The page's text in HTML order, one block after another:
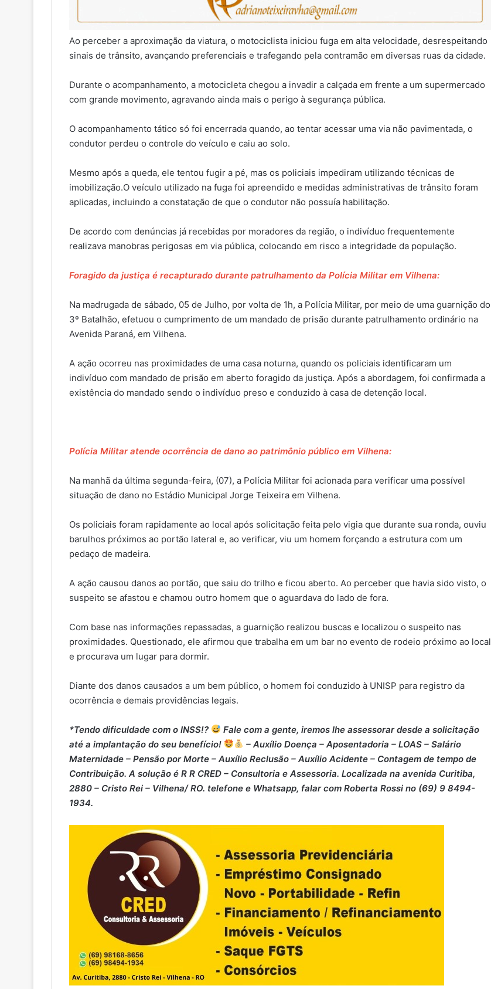
Ao perceber a aproximação da viatura, o motociclista iniciou fuga em alta velocidade, desrespeitando
sinais de trânsito, avançando preferenciais e trafegando pela contramão em diversas ruas da cidade.
Durante o acompanhamento, a motocicleta chegou a invadir a calçada em frente a um supermercado
com grande movimento, agravando ainda mais o perigo à segurança pública.
O acompanhamento tático só foi encerrada quando, ao tentar acessar uma via não pavimentada, o
condutor perdeu o controle do veículo e caiu ao solo.
Mesmo após a queda, ele tentou fugir a pé, mas os policiais impediram utilizando técnicas de
imobilização.O veículo utilizado na fuga foi apreendido e medidas administrativas de trânsito foram
aplicadas, incluindo a constatação de que o condutor não possuía habilitação.
De acordo com denúncias já recebidas por moradores da região, o indivíduo frequentemente
realizava manobras perigosas em via pública, colocando em risco a integridade da população.
Foragido da justiça é recapturado durante patrulhamento da Polícia Militar em Vilhena:
Na madrugada de sábado, 05 de Julho, por volta de 1h, a Polícia Militar, por meio de uma guarnição do
3º Batalhão, efetuou o cumprimento de um mandado de prisão durante patrulhamento ordinário na
Avenida Paraná, em Vilhena.
A ação ocorreu nas proximidades de uma casa noturna, quando os policiais identificaram um
indivíduo com mandado de prisão em aberto foragido da justiça. Após a abordagem, foi confirmada a
existência do mandado sendo o indivíduo preso e conduzido à casa de detenção local.
Polícia Militar atende ocorrência de dano ao patrimônio público em Vilhena:
Na manhã da última segunda-feira, (07), a Polícia Militar foi acionada para verificar uma possível
situação de dano no Estádio Municipal Jorge Teixeira em Vilhena.
Os policiais foram rapidamente ao local após solicitação feita pelo vigia que durante sua ronda, ouviu
barulhos próximos ao portão lateral e, ao verificar, viu um homem forçando a estrutura com um
pedaço de madeira.
A ação causou danos ao portão, que saiu do trilho e ficou aberto. Ao perceber que havia sido visto, o
suspeito se afastou e chamou outro homem que o aguardava do lado de fora.
Com base nas informações repassadas, a guarnição realizou buscas e localizou o suspeito nas
proximidades. Questionado, ele afirmou que trabalha em um bar no evento de rodeio próximo ao local
e procurava um lugar para dormir.
Diante dos danos causados a um bem público, o homem foi conduzido à UNISP para registro da
ocorrência e demais providências legais.
*Tendo dificuldade com o INSS!?
Fale com a gente, iremos lhe assessorar desde a solicitação
até a implantação do seu benefício!
– Auxílio Doença – ⁠Aposentadoria – ⁠LOAS – ⁠Salário
Maternidade – ⁠Pensão por Morte – ⁠Auxílio Reclusão – ⁠Auxílio Acidente – ⁠Contagem de tempo de
Contribuição. A solução é R R CRED – Consultoria e Assessoria. Localizada na avenida Curitiba,
2880 – Cristo Rei – Vilhena/ RO. telefone e Whatsapp, falar com Roberta Rossi no (69) 9 8494-
1934.